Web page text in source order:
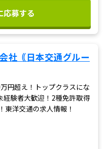
応募する
社｟日本交通グルー
円超え！トップクラスにな
験者大歓迎！2種免許取得
東洋交通の求人情報！